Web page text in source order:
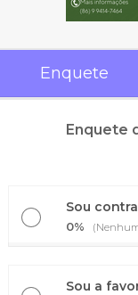
Enquete
Enquete
Sou contra
0%
Sou a